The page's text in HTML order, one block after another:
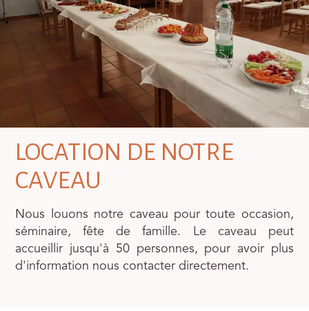
LOCATION DE NOTRE
CAVEAU
Nous louons notre caveau pour toute occasion,
séminaire, fête de famille. Le caveau peut
accueillir jusqu'à 50 personnes, pour avoir plus
d'information nous contacter directement.